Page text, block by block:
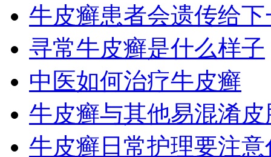
牛皮癣患者会遗传给
寻常牛皮癣是什么样子
中医如何治疗牛皮癣
牛皮癣与其他易混淆
牛皮癣日常护理要注意